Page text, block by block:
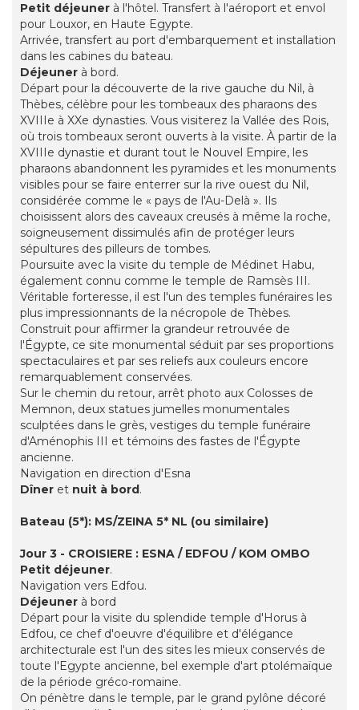
Petit déjeuner à l'hôtel. Transfert à l'aéroport et envol
pour Louxor, en Haute Egypte.
Arrivée, transfert au port d'embarquement et installation
dans les cabines du bateau.
Déjeuner à bord.
Départ pour la découverte de la rive gauche du Nil, à
Thèbes, célèbre pour les tombeaux des pharaons des
XVIIIe à XXe dynasties. Vous visiterez la Vallée des Rois,
où trois tombeaux seront ouverts à la visite. À partir de la
XVIIIe dynastie et durant tout le Nouvel Empire, les
pharaons abandonnent les pyramides et les monuments
visibles pour se faire enterrer sur la rive ouest du Nil,
considérée comme le « pays de l'Au-Delà ». Ils
choisissent alors des caveaux creusés à même la roche,
soigneusement dissimulés afin de protéger leurs
sépultures des pilleurs de tombes.
Poursuite avec la visite du temple de Médinet Habu,
également connu comme le temple de Ramsès III.
Véritable forteresse, il est l'un des temples funéraires les
plus impressionnants de la nécropole de Thèbes.
Construit pour affirmer la grandeur retrouvée de
l'Égypte, ce site monumental séduit par ses proportions
spectaculaires et par ses reliefs aux couleurs encore
remarquablement conservées.
Sur le chemin du retour, arrêt photo aux Colosses de
Memnon, deux statues jumelles monumentales
sculptées dans le grès, vestiges du temple funéraire
d'Aménophis III et témoins des fastes de l'Égypte
ancienne.
Navigation en direction d'Esna
Dîner et nuit à bord .
Bateau (5*): MS/ZEINA 5* NL (ou similaire)
Jour 3 - CROISIERE : ESNA / EDFOU / KOM OMBO
Petit déjeuner.
Navigation vers Edfou.
Déjeuner à bord
Départ pour la visite du splendide temple d'Horus à
Edfou, ce chef d'oeuvre d'équilibre et d'élégance
architecturale est l'un des sites les mieux conservés de
toute l'Egypte ancienne, bel exemple d'art ptolémaïque
de la période gréco-romaine.
On pénètre dans le temple, par le grand pylône décoré